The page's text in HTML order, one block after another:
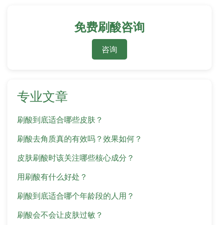
免费刷酸咨询
咨询
专业文章
刷酸到底适合哪些皮肤？
刷酸去角质真的有效吗？效果如何？
皮肤刷酸时该关注哪些核心成分？
用刷酸有什么好处？
刷酸到底适合哪个年龄段的人用？
刷酸会不会让皮肤过敏？